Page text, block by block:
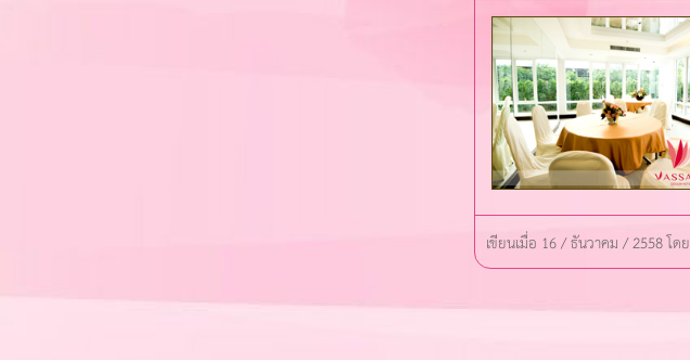
เขียนเมื่อ 16 / ธันวาคม / 2558 โดย